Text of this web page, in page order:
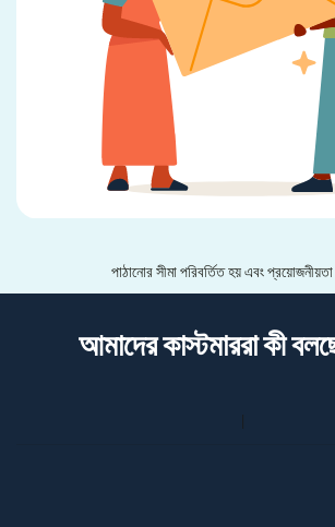
পাঠানোর সীমা পরিবর্তিত হয় এবং প্রয়োজনীয়তা
আমাদের কাস্টমাররা কী